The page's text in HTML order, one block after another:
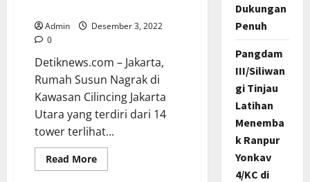
Kliennya
Bebas
Admin
Desember 3, 2022
0
Detiknews.com – Jakarta,
Rumah Susun Nagrak di
Kawasan Cilincing Jakarta
Utara yang terdiri dari 14
tower terlihat...
Read MoreRead
more
Dukungan
Penuh
Pangdam
III/Siliwan
gi Tinjau
Latihan
Menemba
k Ranpur
Yonkav
4/KC di